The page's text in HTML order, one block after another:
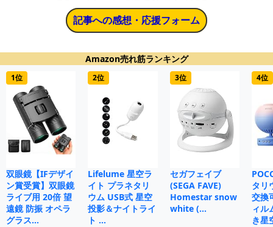
記事への感想・応援フォーム
Amazon売れ筋ランキング
1位
双眼鏡【IFデザイ
ン賞受賞】双眼鏡
ライブ用 20倍 望
遠鏡 防振 オペラ
グラス…
2位
Lifelume 星空ラ
イト プラネタリ
ウム USB式 星空
投影＆ナイトライ
ト …
3位
セガフェイブ
(SEGA FAVE)
Homestar snow
white (…
4位
タリ
交換
ィル
き星